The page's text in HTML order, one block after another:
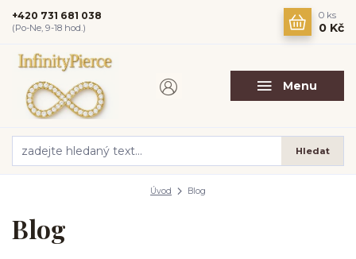
Menu
Hledat
+420 731 681 038
(Po-Ne, 9-18 hod.)
0 ks
0 Kč
Úvod Blog
Blog